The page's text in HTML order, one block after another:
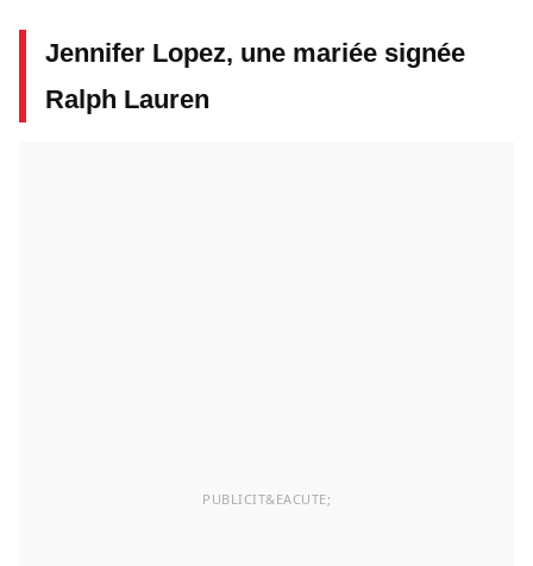
Jennifer Lopez, une mariée signée
Ralph Lauren